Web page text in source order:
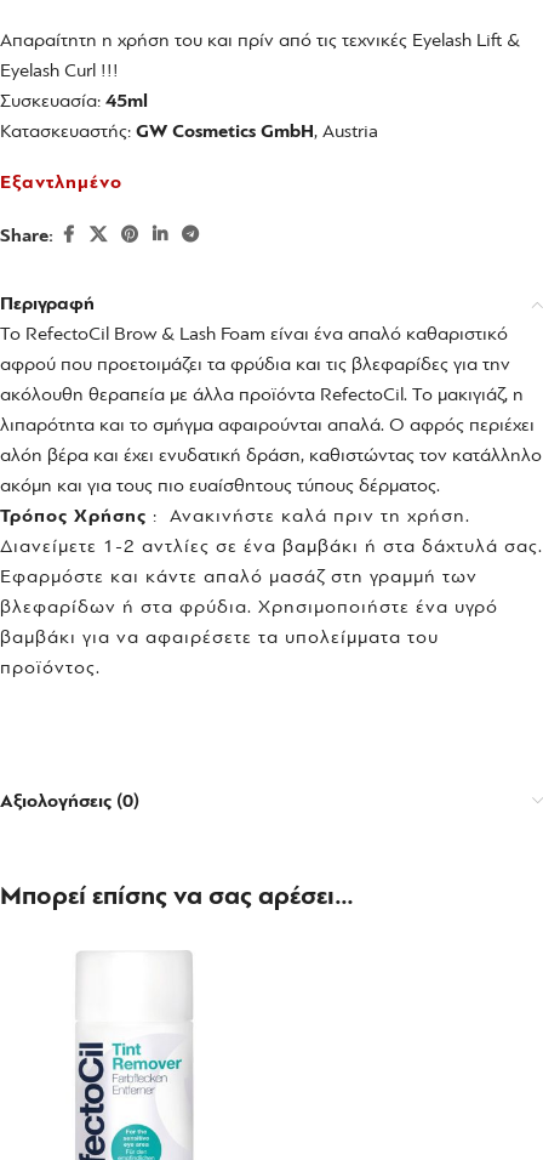
Απαραίτητη η χρήση του και πρίν από τις τεχνικές Eyelash Lift &
Eyelash Curl !!!
Συσκευασία: 45ml
Κατασκευαστής: GW Cosmetics GmbH, Austria
Εξαντλημένο
Share:
Περιγραφή
Το RefectoCil Brow & Lash Foam είναι ένα απαλό καθαριστικό
αφρού που προετοιμάζει τα φρύδια και τις βλεφαρίδες για την
ακόλουθη θεραπεία με άλλα προϊόντα RefectoCil. Το μακιγιάζ, η
λιπαρότητα και το σμήγμα αφαιρούνται απαλά. Ο αφρός περιέχει
αλόη βέρα και έχει ενυδατική δράση, καθιστώντας τον κατάλληλο
ακόμη και για τους πιο ευαίσθητους τύπους δέρματος.
Τρόπος Χρήσης : Ανακινήστε καλά πριν τη χρήση.
Διανείμετε 1-2 αντλίες σε ένα βαμβάκι ή στα δάχτυλά σας.
Εφαρμόστε και κάντε απαλό μασάζ στη γραμμή των
βλεφαρίδων ή στα φρύδια. Χρησιμοποιήστε ένα υγρό
βαμβάκι για να αφαιρέσετε τα υπολείμματα του
προϊόντος.
Αξιολογήσεις (0)
Μπορεί επίσης να σας αρέσει…